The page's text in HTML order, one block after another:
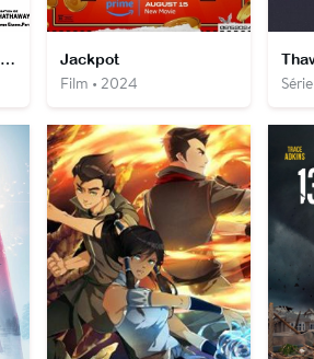
La marine est dans le lac Jackpot
Film • 2024